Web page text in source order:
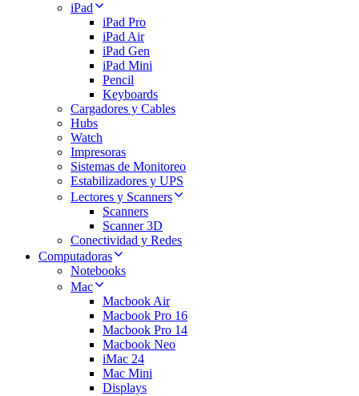
iPad
iPad Pro
iPad Air
iPad Gen
iPad Mini
Pencil
Keyboards
Cargadores y Cables
Hubs
Watch
Impresoras
Sistemas de Monitoreo
Estabilizadores y UPS
Lectores y Scanners
Scanners
Scanner 3D
Conectividad y Redes
Computadoras
Notebooks
Mac
Macbook Air
Macbook Pro 16
Macbook Pro 14
Macbook Neo
iMac 24
Mac Mini
Displays